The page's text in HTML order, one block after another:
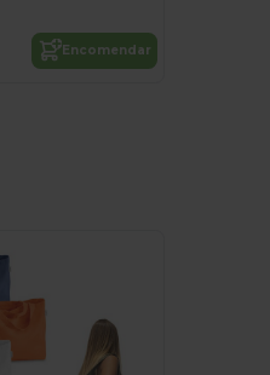
Encomendar